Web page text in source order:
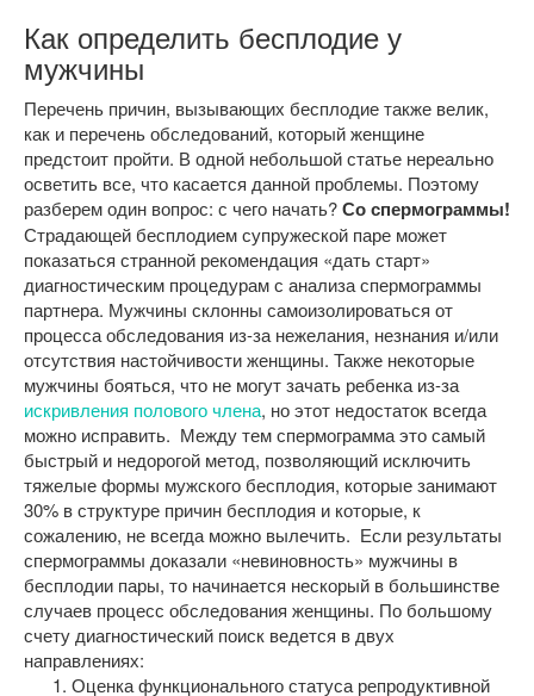
Как определить бесплодие у
мужчины
Перечень причин, вызывающих бесплодие также велик,
как и перечень обследований, который женщине
предстоит пройти. В одной небольшой статье нереально
осветить все, что касается данной проблемы. Поэтому
разберем один вопрос: с чего начать?Со спермограммы!
Страдающей бесплодием супружеской паре может
показаться странной рекомендация «дать старт»
диагностическим процедурам с анализа спермограммы
партнера. Мужчины склонны самоизолироваться от
процесса обследования из-за нежелания, незнания и/или
отсутствия настойчивости женщины. Также некоторые
мужчины бояться, что не могут зачать ребенка из-за
искривления полового члена, но этот недостаток всегда
можно исправить. Между тем спермограмма это самый
быстрый и недорогой метод, позволяющий исключить
тяжелые формы мужского бесплодия, которые занимают
30% в структуре причин бесплодия и которые, к
сожалению, не всегда можно вылечить. Если результаты
спермограммы доказали «невиновность» мужчины в
бесплодии пары, то начинается нескорый в большинстве
случаев процесс обследования женщины. По большому
счету диагностический поиск ведется в двух
направлениях:
Оценка функционального статуса репродуктивной